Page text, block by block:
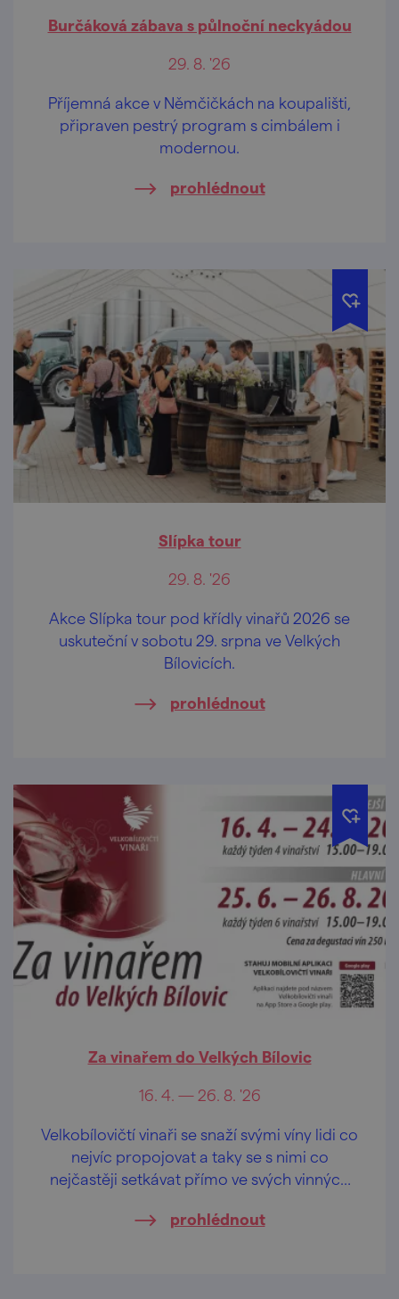
Burčáková zábava s půlnoční neckyádou
29. 8. '26
Příjemná akce v Němčičkách na koupališti,
připraven pestrý program s cimbálem i
modernou.
prohlédnout
Slípka tour
29. 8. '26
Akce Slípka tour pod křídly vinařů 2026 se
uskuteční v sobotu 29. srpna ve Velkých
Bílovicích.
prohlédnout
Za vinařem do Velkých Bílovic
16. 4. — 26. 8. '26
Velkobílovičtí vinaři se snaží svými víny lidi co
nejvíc propojovat a taky se s nimi co
nejčastěji setkávat přímo ve svých vinných
prohlédnout